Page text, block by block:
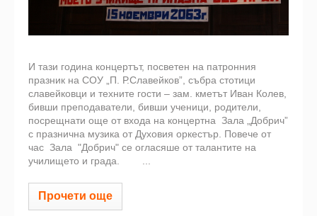
И тази година концертът, посветен на патронния
празник на СОУ „П. Р.Славейков”, събра стотици
славейковци и техните гости – зам. кметът Иван Колев,
бивши преподаватели, бивши ученици, родители,
посрещнати още от входа на концертна Зала „Добрич”
с празнична музика от Духовия оркестър. Повече от
час Зала "Добрич" се огласяше от талантите на
училището и града. ...
Прочети още